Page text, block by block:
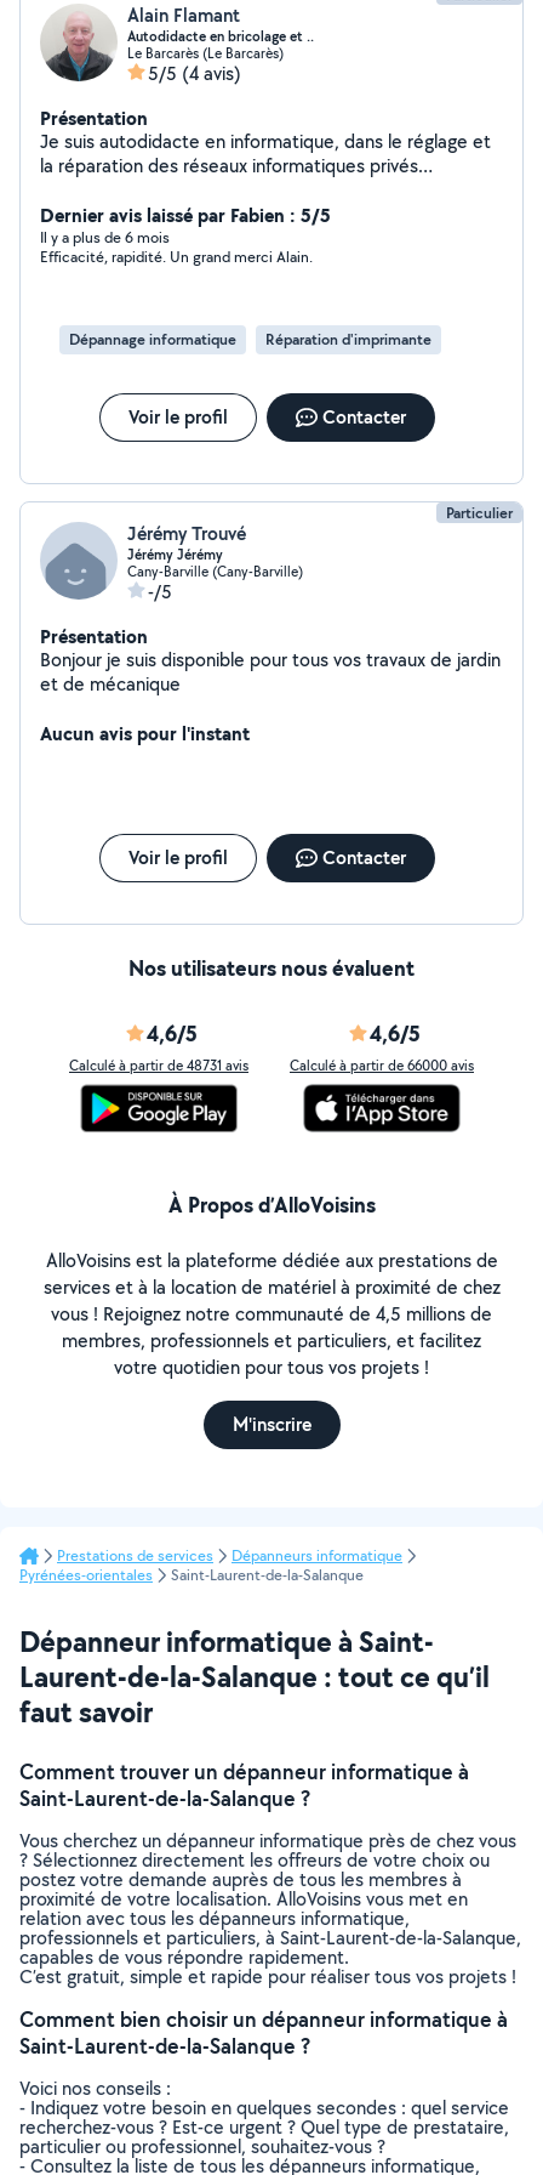
Alain Flamant
Autodidacte en bricolage et ..
Le Barcarès (Le Barcarès)
5/5 (4 avis)
Présentation
Je suis autodidacte en informatique, dans le réglage et
la réparation des réseaux informatiques privés
TV, image son... J'aime aussi conduire et la conduite en
général, je peux me rendre disponible pour le transfert
de voitures et ..(permis A et B. N'hésitez pas à faire
Dernier avis laissé par Fabien : 5/5
Il y a plus de 6 mois
Efficacité, rapidité. Un grand merci Alain.
Dépannage informatique Réparation d'imprimante
Voir le profil Contacter
Particulier
Jérémy Trouvé
Jérémy Jérémy
Cany-Barville (Cany-Barville)
-/5
Présentation
Bonjour je suis disponible pour tous vos travaux de jardin
et de mécanique
Aucun avis pour l'instant
Voir le profil Contacter
Nos utilisateurs nous évaluent
4,6/5
Calculé à partir de 48731 avis
4,6/5
Calculé à partir de 66000 avis
À Propos d’AlloVoisins
AlloVoisins est la plateforme dédiée aux prestations de
services et à la location de matériel à proximité de chez
vous ! Rejoignez notre communauté de 4,5 millions de
membres, professionnels et particuliers, et facilitez
votre quotidien pour tous vos projets !
M'inscrire
Prestations de services
Dépanneurs informatique
Pyrénées-orientales
Saint-Laurent-de-la-Salanque
Dépanneur informatique à Saint-
Laurent-de-la-Salanque : tout ce qu’il
faut savoir
Comment trouver un dépanneur informatique à
Saint-Laurent-de-la-Salanque ?
Vous cherchez un dépanneur informatique près de chez vous
? Sélectionnez directement les offreurs de votre choix ou
postez votre demande auprès de tous les membres à
proximité de votre localisation. AlloVoisins vous met en
relation avec tous les dépanneurs informatique,
professionnels et particuliers, à Saint-Laurent-de-la-Salanque,
capables de vous répondre rapidement.
C’est gratuit, simple et rapide pour réaliser tous vos projets !
Comment bien choisir un dépanneur informatique à
Saint-Laurent-de-la-Salanque ?
Voici nos conseils :
- Indiquez votre besoin en quelques secondes : quel service
recherchez-vous ? Est-ce urgent ? Quel type de prestataire,
particulier ou professionnel, souhaitez-vous ?
- Consultez la liste de tous les dépanneurs informatique,